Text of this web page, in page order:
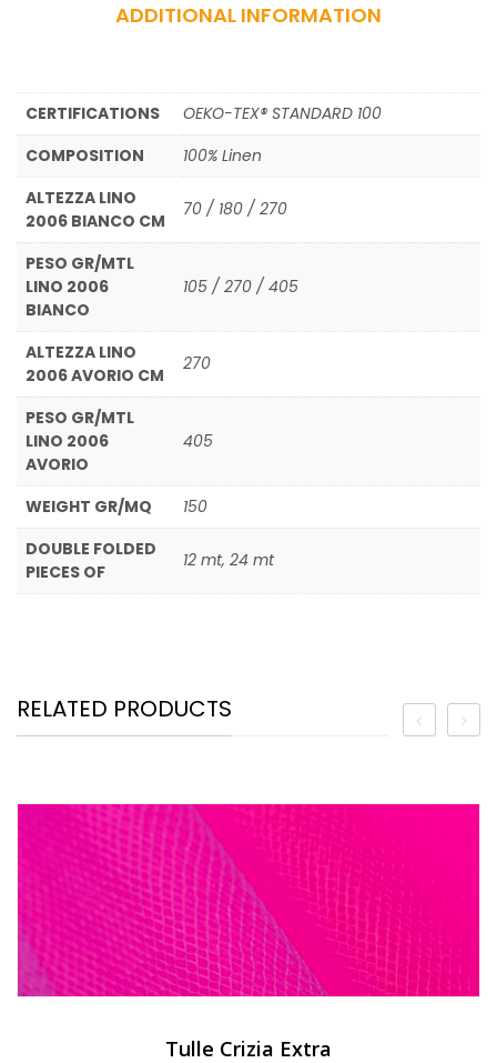
ADDITIONAL INFORMATION
CERTIFICATIONS
OEKO-TEX® STANDARD 100
COMPOSITION
100% Linen
ALTEZZA LINO
2006 BIANCO CM
70 / 180 / 270
PESO GR/MTL
LINO 2006
BIANCO
105 / 270 / 405
ALTEZZA LINO
2006 AVORIO CM
270
PESO GR/MTL
LINO 2006
AVORIO
405
WEIGHT GR/MQ
150
DOUBLE FOLDED
PIECES OF
12 mt, 24 mt
RELATED PRODUCTS
Tulle Crizia Extra